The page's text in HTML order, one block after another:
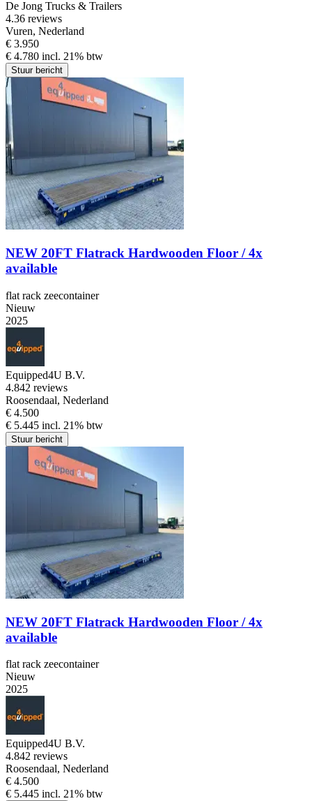
De Jong Trucks & Trailers
4.36 reviews
Vuren, Nederland
€ 3.950
€ 4.780 incl. 21% btw
Stuur bericht
NEW 20FT Flatrack Hardwooden Floor / 4x
available
flat rack zeecontainer
Nieuw
2025
Equipped4U B.V.
4.842 reviews
Roosendaal, Nederland
€ 4.500
€ 5.445 incl. 21% btw
Stuur bericht
NEW 20FT Flatrack Hardwooden Floor / 4x
available
flat rack zeecontainer
Nieuw
2025
Equipped4U B.V.
4.842 reviews
Roosendaal, Nederland
€ 4.500
€ 5.445 incl. 21% btw